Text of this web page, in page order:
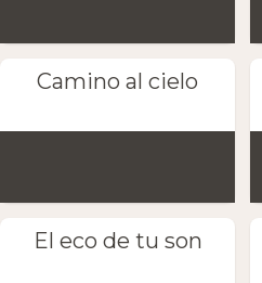
Camino al cielo
El eco de tu son